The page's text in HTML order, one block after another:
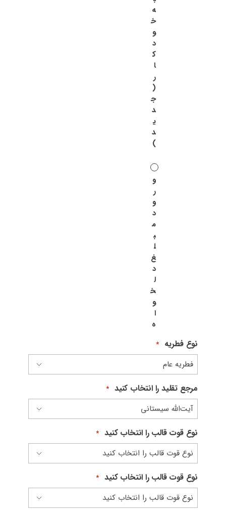
ه
خ
و
د
ک
ا
ر
(
ج
د
ی
د
)
و
ر
و
د
م
ب
ل
غ
د
ل
خ
و
ا
ه
نوع فطریه *
مرجع تقلید را انتخاب کنید *
نوع قوت قالب را انتخاب کنید *
نوع قوت قالب را انتخاب کنید *